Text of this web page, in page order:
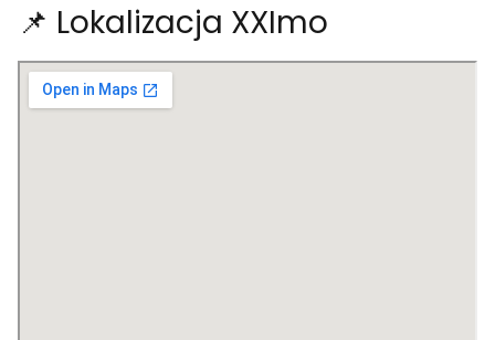
📌 Lokalizacja XXImo